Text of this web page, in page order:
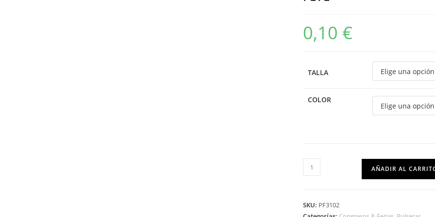
0,10 €
TALLA
COLOR
AÑADIR AL
SKU: PF3102